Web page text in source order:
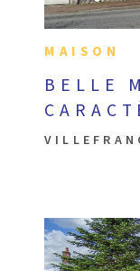
MAISON
BELLE